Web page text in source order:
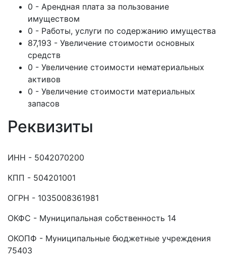
0 - Арендная плата за пользование
имуществом
0 - Работы, услуги по содержанию имущества
87,193 - Увеличение стоимости основных
средств
0 - Увеличение стоимости нематериальных
активов
0 - Увеличение стоимости материальных
запасов
Реквизиты
ИНН - 5042070200
КПП - 504201001
ОГРН - 1035008361981
ОКФС - Муниципальная собственность 14
ОКОПФ - Муниципальные бюджетные учреждения
75403